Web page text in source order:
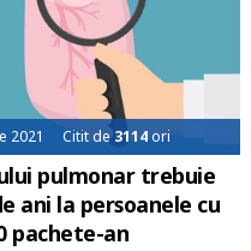
2021 Citit de3114ori
pulmonar trebuie
ani la persoanele cu
pachete-an